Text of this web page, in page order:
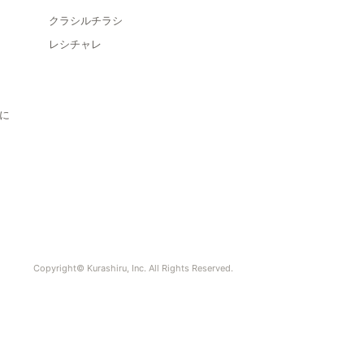
クラシルチラシ
レシチャレ
Copyright© Kurashiru, Inc. All Rights Reserved.